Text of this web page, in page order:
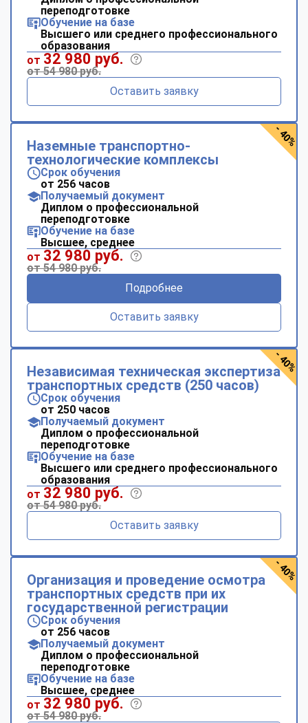
переподготовке
Обучение на базе
Высшего или среднего профессионального
образования
от 32 980 руб.
от 54 980 руб.
Оставить заявку
Наземные транспортно-
технологические комплексы
Срок обучения
от 256 часов
Получаемый документ
Диплом о профессиональной
переподготовке
Обучение на базе
Высшее, среднее
от 32 980 руб.
от 54 980 руб.
Подробнее
Оставить заявку
- 40%
Независимая техническая экспертиза
транспортных средств (250 часов)
Срок обучения
от 250 часов
Получаемый документ
Диплом о профессиональной
переподготовке
Обучение на базе
Высшего или среднего профессионального
образования
от 32 980 руб.
от 54 980 руб.
Оставить заявку
- 40%
Организация и проведение осмотра
транспортных средств при их
государственной регистрации
Срок обучения
от 256 часов
Получаемый документ
Диплом о профессиональной
переподготовке
Обучение на базе
Высшее, среднее
от 32 980 руб.
от 54 980 руб.
- 40%